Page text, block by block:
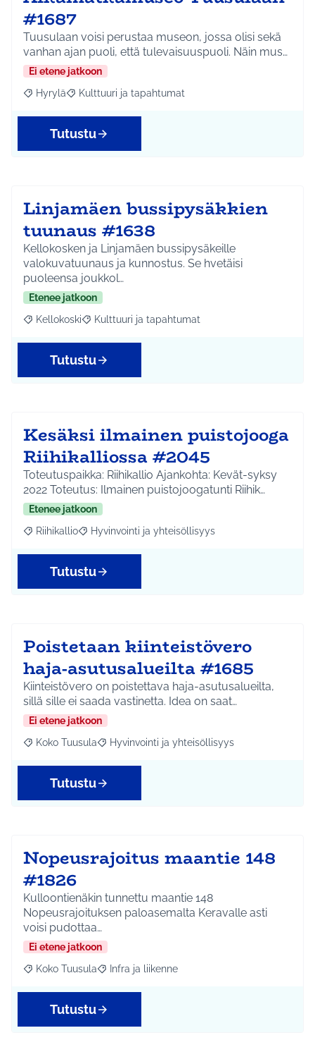
#1687
Tuusulaan voisi perustaa museon, jossa olisi sekä
vanhan ajan puoli, että tulevaisuuspuoli. Näin mus…
Ei etene jatkoon
Rajaa tulokset aihepiirin mukaan: Hyrylä
Hyrylä Rajaa tulokset teeman mukaan: Kulttuuri ja
Kulttuuri ja tapahtumat
Tutustu
Linjamäen bussipysäkkien
tuunaus #1638
Kellokosken ja Linjamäen bussipysäkeille
valokuvatuunaus ja kunnostus. Se hvetäisi
puoleensa joukkol…
Etenee jatkoon
Rajaa tulokset aihepiirin mukaan: Kellokoski
Kellokoski Rajaa tulokset teeman mukaan: Kulttuuri ja
Kulttuuri ja tapahtumat
Tutustu
Kesäksi ilmainen puistojooga
Riihikalliossa #2045
Toteutuspaikka: Riihikallio Ajankohta: Kevät-syksy
2022 Toteutus: Ilmainen puistojoogatunti Riihik…
Etenee jatkoon
Rajaa tulokset aihepiirin mukaan: Riihikallio
Riihikallio Rajaa tulokset teeman mukaan: Hyvinvointi ja
Hyvinvointi ja yhteisöllisyys
Tutustu
Poistetaan kiinteistövero
haja-asutusalueilta #1685
Kiinteistövero on poistettava haja-asutusalueilta,
sillä sille ei saada vastinetta. Idea on saat…
Ei etene jatkoon
Rajaa tulokset aihepiirin mukaan: Koko Tuusula
Koko Tuusula Rajaa tulokset teeman mukaan: Hyvinvointi ja
Hyvinvointi ja yhteisöllisyys
Tutustu
Nopeusrajoitus maantie 148
#1826
Kulloontienäkin tunnettu maantie 148
Nopeusrajoituksen paloasemalta Keravalle asti
voisi pudottaa…
Ei etene jatkoon
Rajaa tulokset aihepiirin mukaan: Koko Tuusula
Koko Tuusula Rajaa tulokset teeman mukaan: Infra ja liikenne
Infra ja liikenne
Tutustu